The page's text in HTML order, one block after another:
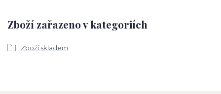
Zboží zařazeno v kategoriích
Zboží skladem